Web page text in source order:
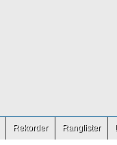
Rekorder Ranglister